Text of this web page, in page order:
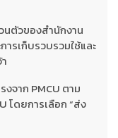
นตัวของสำนักงาน
รเก็บรวบรวมใช้และ
จาก PMCU ตาม
โดยการเลือก “ส่ง